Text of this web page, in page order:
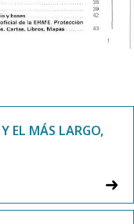
EL MÁS LARGO,